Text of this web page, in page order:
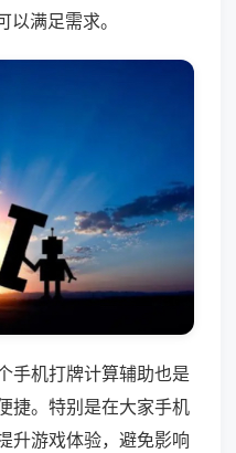
满足需求。
手机打牌计算辅助也是
捷。特别是在大家手机
升游戏体验，避免影响